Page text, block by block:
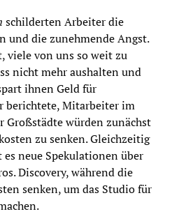
schilderten Arbeiter die
und die zunehmende Angst.
viele von uns so weit zu
nicht mehr aushalten und
ihnen Geld für
berichtete, Mitarbeiter im
Großstädte würden zunächst
zu senken. Gleichzeitig
neue Spekulationen über
Discovery, während die
senken, um das Studio für